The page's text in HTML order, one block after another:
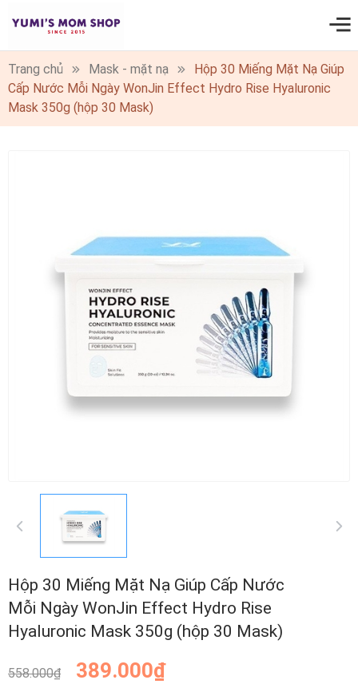
0
Trang chủ Mask - mặt nạ
Hộp 30 Miếng Mặt Nạ Giúp
Cấp Nước Mỗi Ngày WonJin Effect Hydro Rise Hyaluronic
Mask 350g (hộp 30 Mask)
Hộp 30 Miếng Mặt Nạ Giúp Cấp Nước
Mỗi Ngày WonJin Effect Hydro Rise
Hyaluronic Mask 350g (hộp 30 Mask)
558.000₫ 389.000₫